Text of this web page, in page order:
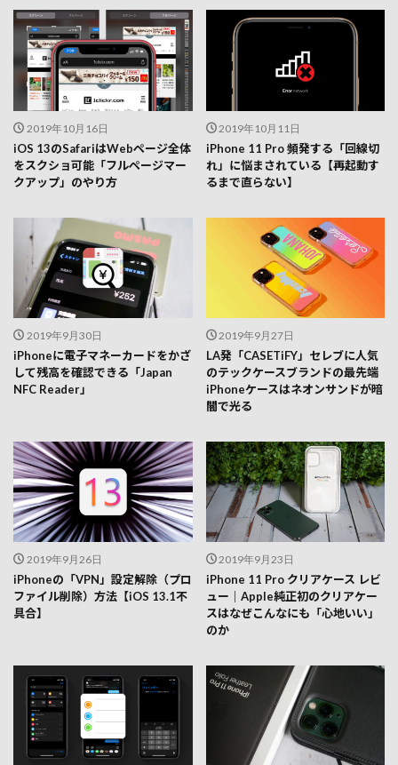
2019年10月16日
iOS 13のSafariはWebページ全体
をスクショ可能「フルページマー
クアップ」のやり方
2019年10月11日
iPhone 11 Pro 頻発する「回線切
れ」に悩まされている【再起動す
るまで直らない】
2019年9月30日
iPhoneに電子マネーカードをかざ
して残高を確認できる「Japan
NFC Reader」
2019年9月27日
LA発「CASETiFY」セレブに人気
のテックケースブランドの最先端
iPhoneケースはネオンサンドが暗
闇で光る
2019年9月26日
iPhoneの「VPN」設定解除（プロ
ファイル削除）方法【iOS 13.1不
具合】
2019年9月23日
iPhone 11 Pro クリアケース レビ
ュー｜Apple純正初のクリアケー
スはなぜこんなにも「心地いい」
のか